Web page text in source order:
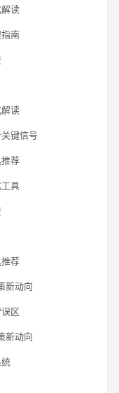
读
南
读
键信号
荐
具
荐
新动向
区
新动向